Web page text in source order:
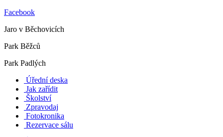
Facebook
Jaro v Běchovicích
Park Běžců
Park Padlých
Úřední deska
Jak zařídit
Školství
Zpravodaj
Fotokronika
Rezervace sálu